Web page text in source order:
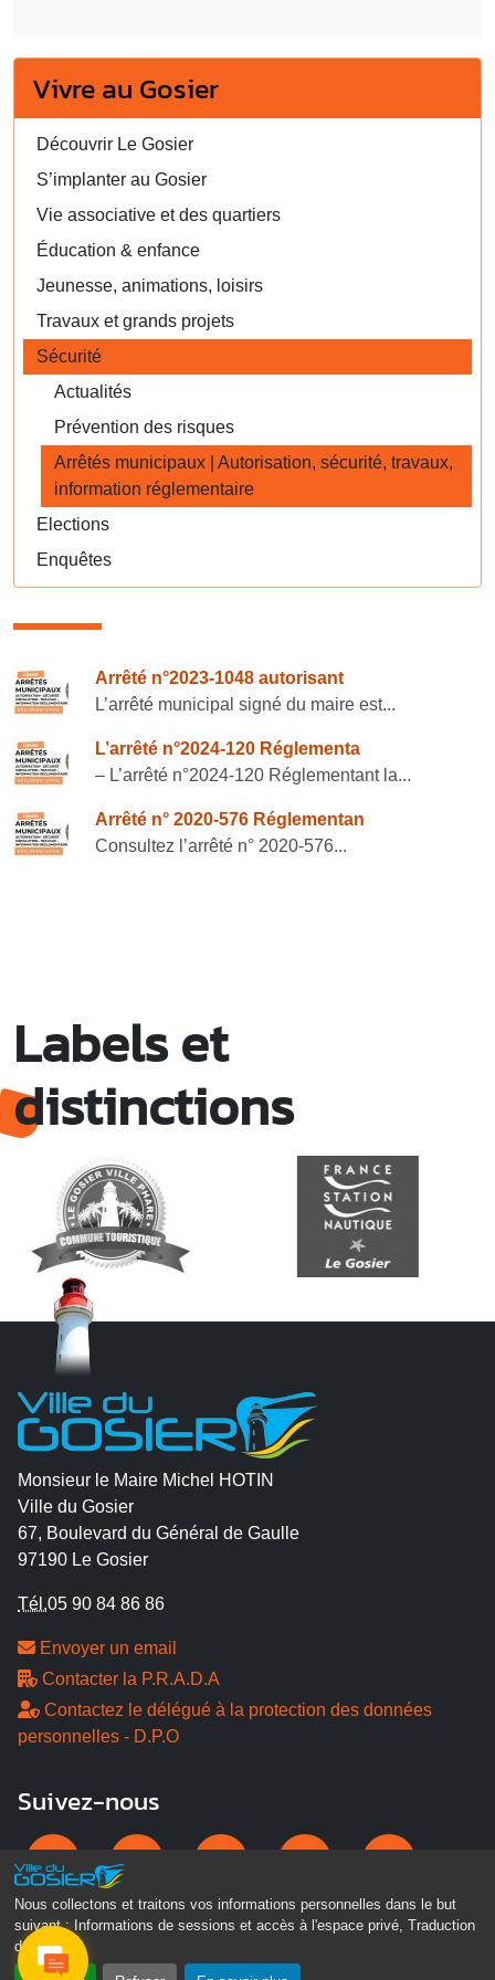
Nous collectons et traitons vos informations personnelles dans le but
suivant :
Informations de sessions et accès à l'espace privé, Traduction
des pages .
Vivre au Gosier
Découvrir Le Gosier
S’implanter au Gosier
Vie associative et des quartiers
Éducation & enfance
Jeunesse, animations, loisirs
Travaux et grands projets
Sécurité
Actualités
Prévention des risques
Arrêtés municipaux | Autorisation, sécurité, travaux,
information réglementaire
Elections
Enquêtes
Consulter également
Arrêté n°2023-1048 autorisant
L’arrêté municipal signé du maire est...
L’arrêté n°2024-120 Réglementa
– L’arrêté n°2024-120 Réglementant la...
Arrêté n° 2020-576 Réglementan
Consultez l’arrêté n° 2020-576...
Labels et
distinctions
Monsieur le Maire Michel HOTIN
Ville du Gosier
67, Boulevard du Général de Gaulle
97190 Le Gosier
Tél.05 90 84 86 86
Envoyer un email
Contacter la P.R.A.D.A
Contactez le délégué à la protection des données
personnelles - D.P.O
Suivez-nous